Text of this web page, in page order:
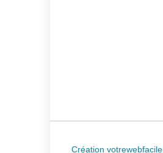
Création votrewebfacile